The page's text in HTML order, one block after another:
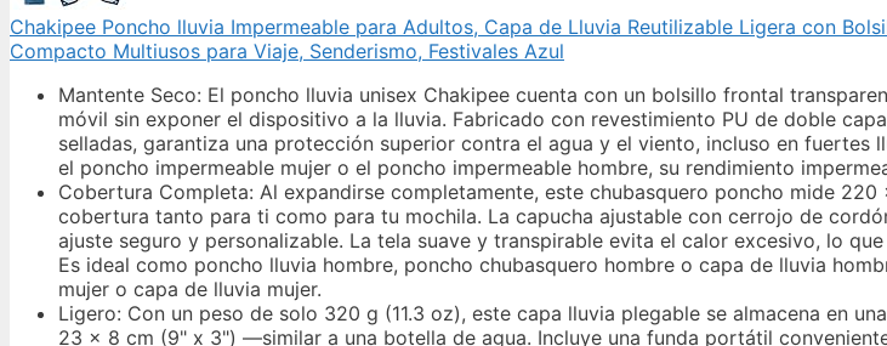
Chakipee Poncho lluvia Impermeable para Adultos, Capa de Lluvia Reutilizable Ligera con
Compacto Multiusos para Viaje, Senderismo, Festivales Azul
Mantente Seco: El poncho lluvia unisex Chakipee cuenta con un bolsillo frontal
móvil sin exponer el dispositivo a la lluvia. Fabricado con revestimiento PU de doble
selladas, garantiza una protección superior contra el agua y el viento, incluso en fuertes
el poncho impermeable mujer o el poncho impermeable hombre, su rendimiento
Cobertura Completa: Al expandirse completamente, este chubasquero poncho mide
cobertura tanto para ti como para tu mochila. La capucha ajustable con cerrojo de
ajuste seguro y personalizable. La tela suave y transpirable evita el calor excesivo, lo
Es ideal como poncho lluvia hombre, poncho chubasquero hombre o capa de lluvia
mujer o capa de lluvia mujer.
Ligero: Con un peso de solo 320 g (11.3 oz), este capa lluvia plegable se almacena en
23 x 8 cm (9" x 3") —similar a una botella de agua. Incluye una funda portátil